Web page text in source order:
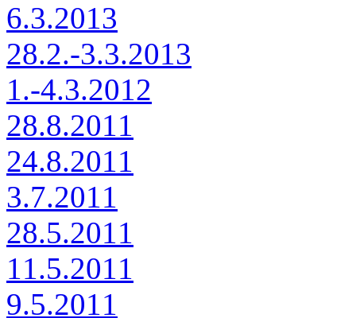
6.3.2013
28.2.-3.3.2013
1.-4.3.2012
28.8.2011
24.8.2011
3.7.2011
28.5.2011
11.5.2011
9.5.2011